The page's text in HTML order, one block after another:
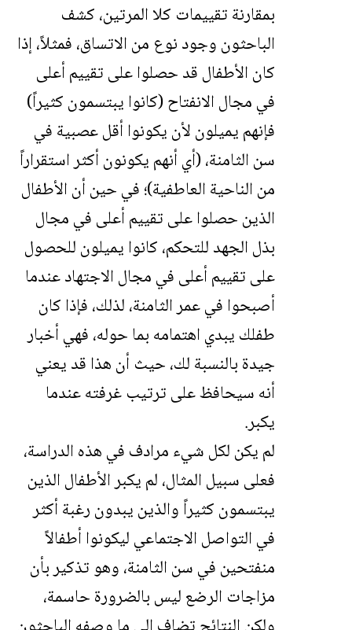
بمقارنة تقييمات كلا المرتين، كشف
الباحثون وجود نوع من الاتساق، فمثلاً، إذا
كان الأطفال قد حصلوا على تقييم أعلى
في مجال الانفتاح (كانوا يبتسمون كثيراً)
فإنهم يميلون لأن يكونوا أقل عصبية في
سن الثامنة، (أي أنهم يكونون أكثر استقراراً
من الناحية العاطفية)؛ في حين أن الأطفال
الذين حصلوا على تقييم أعلى في مجال
بذل الجهد للتحكم، كانوا يميلون للحصول
على تقييم أعلى في مجال الاجتهاد عندما
أصبحوا في عمر الثامنة، لذلك، فإذا كان
طفلك يبدي اهتمامه بما حوله، فهي أخبار
جيدة بالنسبة لك، حيث أن هذا قد يعني
أنه سيحافظ على ترتيب غرفته عندما
يكبر.
لم يكن لكل شيء مرادف في هذه الدراسة،
فعلى سبيل المثال، لم يكبر الأطفال الذين
يبتسمون كثيراً والذين يبدون رغبة أكثر
في التواصل الاجتماعي ليكونوا أطفالاً
منفتحين في سن الثامنة، وهو تذكير بأن
مزاجات الرضع ليس بالضرورة حاسمة،